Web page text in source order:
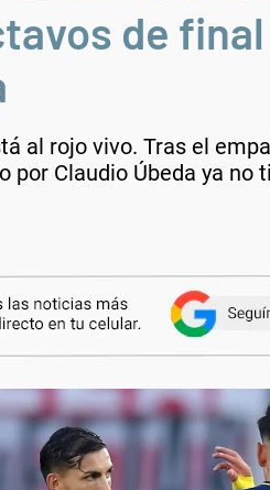
de
al rojo vivo. Tras el
por Claudio Úbeda ya no